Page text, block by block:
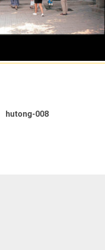
hutong-008